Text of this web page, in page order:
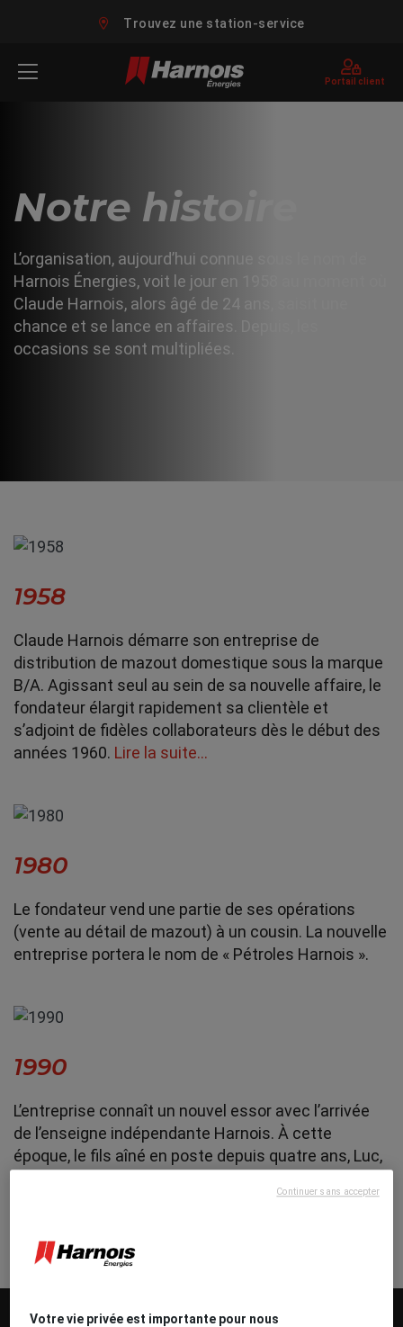
Trouvez une station-service
Portail client
Notre histoire
L’organisation, aujourd’hui connue sous le nom de
Harnois Énergies, voit le jour en 1958 au moment où
Claude Harnois, alors âgé de 24 ans, saisit une
chance et se lance en affaires. Depuis, les
occasions se sont multipliées.
1958
Claude Harnois démarre son entreprise de
distribution de mazout domestique sous la marque
B/A. Agissant seul au sein de sa nouvelle affaire, le
fondateur élargit rapidement sa clientèle et
s’adjoint de fidèles collaborateurs dès le début des
années 1960. Lire la suite…
1980
Le fondateur vend une partie de ses opérations
(vente au détail de mazout) à un cousin. La nouvelle
entreprise portera le nom de « Pétroles Harnois ».
1990
L’entreprise connaît un nouvel essor avec l’arrivée
de l’enseigne indépendante Harnois. À cette
époque, le fils aîné en poste depuis quatre ans, Luc,
Votre vie privée est importante pour nous
Continuer sans accepter